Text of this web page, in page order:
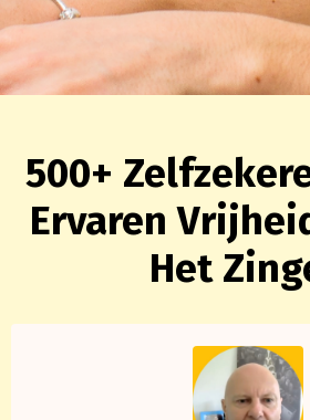
500+
Ervaren
Het